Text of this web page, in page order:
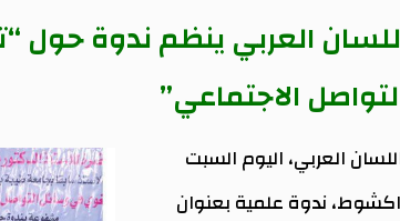
العربي ينظم ندوة حول
الاجتماعي”
العربي، اليوم السبت
ندوة علمية بعنوان